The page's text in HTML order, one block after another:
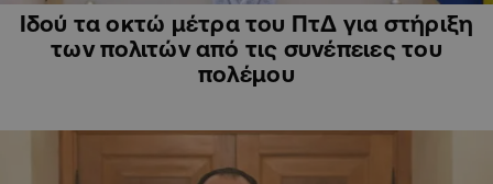
Ιδού τα οκτώ μέτρα του ΠτΔ για στήριξη
των πολιτών από τις συνέπειες του
πολέμου